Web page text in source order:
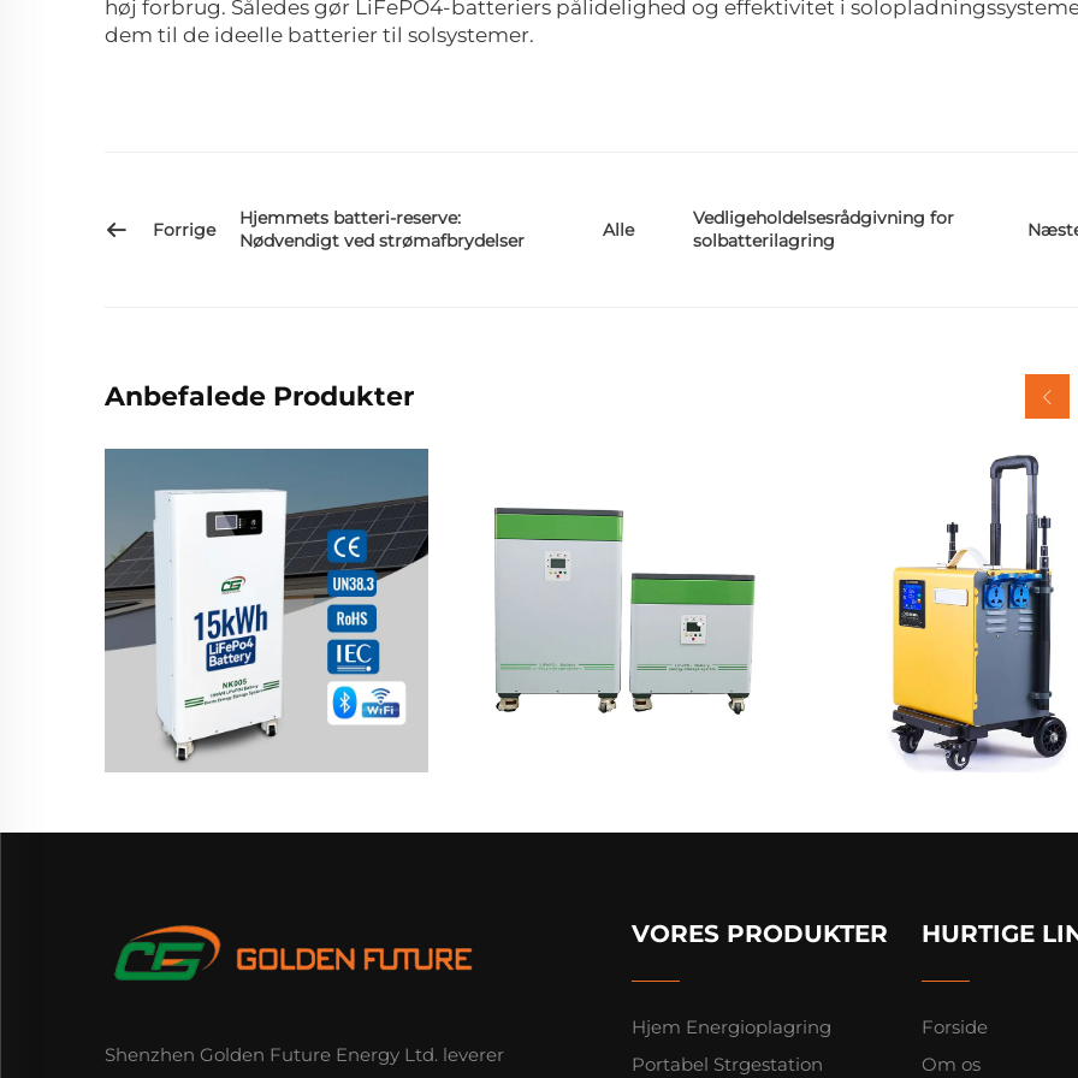
høj forbrug. Således gør LiFePO4-batteriers pålidelighed og effektivitet i
dem til de ideelle batterier til solsystemer.
Forrige
Hjemmets batteri-reserve:
Nødvendigt ved strømafbrydelser
Alle
Vedligeholdelsesrådgivning for
solbatterilagring
Anbefalede Produkter
Shenzhen Golden Future Energy Ltd. leverer
VORES PRODUKTER
Hjem Energioplagring
Portabel Strgestation
HURTIGE
Forside
Om os